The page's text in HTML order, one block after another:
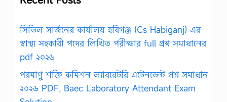
সিভিল সার্জনের কার্যালয় হবিগঞ্জ (Cs Habiganj) এর
স্বাস্থ্য সহকারী পদের লিখিত পরীক্ষার full প্রশ্ন সমাধানের
pdf ২০২৬
পরমাণু শক্তি কমিশন ল্যাবরেটরি এটেনডেন্ট প্রশ্ন সমাধান
২০২৬ PDF, Baec Laboratory Attendant Exam